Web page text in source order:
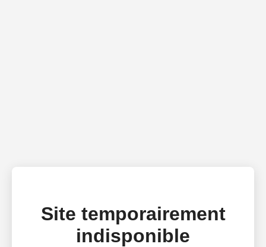
Site temporairement
indisponible